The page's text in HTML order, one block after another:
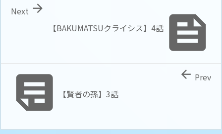

【BAKUMATSUクライシス】4話

Next
 【賢者の孫】3話
 Prev